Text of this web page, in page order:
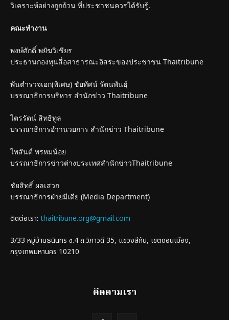
วิเคราะห์อย่างถูกถ้วน ที่ประชาชนควรได้รับรู้.
คณะทำงาน
พงษ์ศักดิ์ พยัฆวิเชียร
ประธานกองทุนสื่อสาธารณะอิสระของประชาชน Thaitribune
พันตำรวจเอก(พิเศษ) ชัยทัศน์ รัตนพันธุ์
บรรณาธิการบริหาร สำนักข่าว Thaitribune
ไตรรัตน์ สิทธิทูล
บรรณาธิการอำานวยการ สำนักข่าว Thaitribune
ไพสันต์ พรหมน้อย
บรรณาธิการข่าวต่างประเทศสำนักข่าวThaitribune
ชัยสิทธิ์ ผลเสวก
บรรณาธิการฝ่ายมีเดีย (Media Department)
ติดต่อเรา: thaitribune.org@gmail.com
3/33 หมู่บ้านธนินทร ซ.4 ถ.วิภาวดี 35, แขวงสีกัน, เขตดอนเมือง,
กรุงเทพมหานคร 10210
ติดตามเรา